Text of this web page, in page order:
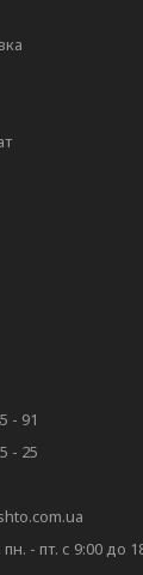
- 91
- 25
- пт. с 9:00 до